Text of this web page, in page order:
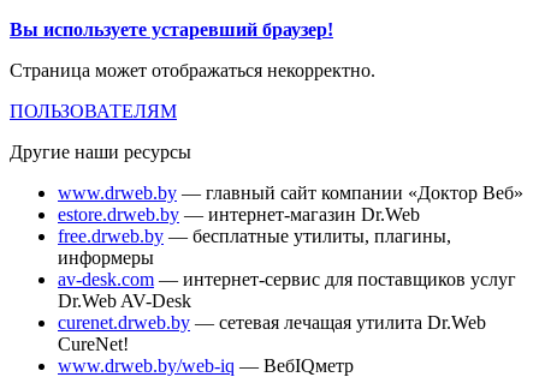
Вы используете устаревший браузер!
Страница может отображаться некорректно.
ПОЛЬЗОВАТЕЛЯМ
Другие наши ресурсы
www.drweb.by — главный сайт компании «Доктор Веб»
estore.drweb.by — интернет-магазин Dr.Web
free.drweb.by — бесплатные утилиты, плагины,
информеры
av-desk.com — интернет-сервис для поставщиков услуг
Dr.Web AV-Desk
curenet.drweb.by — сетевая лечащая утилита Dr.Web
CureNet!
www.drweb.by/web-iq — ВебIQметр